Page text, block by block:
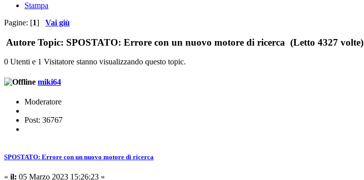
Stampa
Pagine: [1] Vai giù
Autore Topic: SPOSTATO: Errore con un nuovo motore di ricerca (Letto 4327 volte)
0 Utenti e 1 Visitatore stanno visualizzando questo topic.
miki64
Moderatore
Post: 36767
SPOSTATO: Errore con un nuovo motore di ricerca
« il: 05 Marzo 2023 15:26:23 »